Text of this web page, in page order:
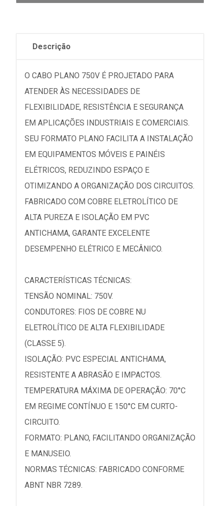
Descrição
O CABO PLANO 750V É PROJETADO PARA
ATENDER ÀS NECESSIDADES DE
FLEXIBILIDADE, RESISTÊNCIA E SEGURANÇA
EM APLICAÇÕES INDUSTRIAIS E COMERCIAIS.
SEU FORMATO PLANO FACILITA A INSTALAÇÃO
EM EQUIPAMENTOS MÓVEIS E PAINÉIS
ELÉTRICOS, REDUZINDO ESPAÇO E
OTIMIZANDO A ORGANIZAÇÃO DOS CIRCUITOS.
FABRICADO COM COBRE ELETROLÍTICO DE
ALTA PUREZA E ISOLAÇÃO EM PVC
ANTICHAMA, GARANTE EXCELENTE
DESEMPENHO ELÉTRICO E MECÂNICO.
CARACTERÍSTICAS TÉCNICAS:
TENSÃO NOMINAL: 750V.
CONDUTORES: FIOS DE COBRE NU
ELETROLÍTICO DE ALTA FLEXIBILIDADE
(CLASSE 5).
ISOLAÇÃO: PVC ESPECIAL ANTICHAMA,
RESISTENTE A ABRASÃO E IMPACTOS.
TEMPERATURA MÁXIMA DE OPERAÇÃO: 70°C
EM REGIME CONTÍNUO E 150°C EM CURTO-
CIRCUITO.
FORMATO: PLANO, FACILITANDO ORGANIZAÇÃO
E MANUSEIO.
NORMAS TÉCNICAS: FABRICADO CONFORME
ABNT NBR 7289.